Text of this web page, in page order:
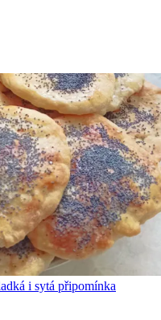
i sytá připomínka